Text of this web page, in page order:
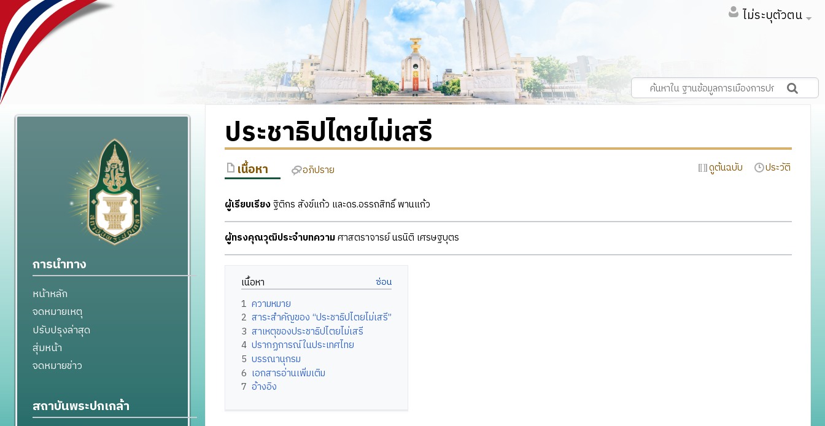
ไม่ระบุตัวตน
ประชาธิปไตยไม่เสรี
เนื้อหา อภิปราย ดูต้นฉบับ ประวัติ
ผู้เรียบเรียงฐิติกร สังข์แก้ว และดร.อรรถสิทธิ์ พานแก้ว
ผู้ทรงคุณวุฒิประจำบทความศาสตราจารย์ นรนิติ เศรษฐบุตร
เนื้อหา
1 ความหมาย
2 สาระสำคัญของ “ประชาธิปไตยไม่เสรี”
3 สาเหตุของประชาธิปไตยไม่เสรี
4 ปรากฏการณ์ในประเทศไทย
5 บรรณานุกรม
6 เอกสารอ่านเพิ่มเติม
7 อ้างอิง
การนำทาง
หน้าหลัก
จดหมายเหตุ
ปรับปรุงล่าสุด
สุ่มหน้า
จดหมายข่าว
สถาบันพระปกเกล้า